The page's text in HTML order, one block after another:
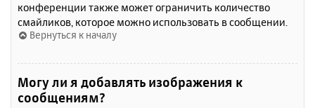
конференции также может ограничить количество
смайликов, которое можно использовать в сообщении.
Вернуться к началу
Могу ли я добавлять изображения к
сообщениям?